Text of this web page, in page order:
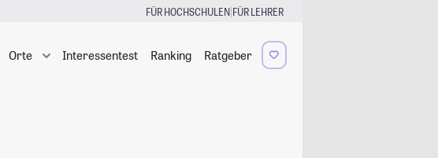
FÜR HOCHSCHULEN|FÜR LEHRER
Orte Interessentest Ranking Ratgeber